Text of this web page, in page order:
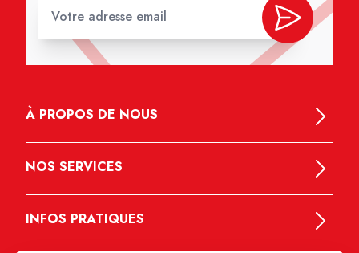
À PROPOS DE NOUS
NOS SERVICES
INFOS PRATIQUES